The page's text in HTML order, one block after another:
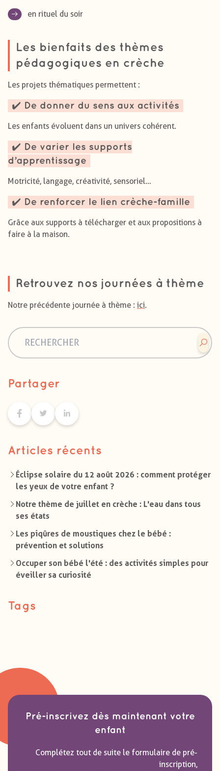
en rituel du soir
Les bienfaits des thèmes
pédagogiques en crèche
Les projets thématiques permettent :
✔️ De donner du sens aux activités
Les enfants évoluent dans un univers cohérent.
✔️ De varier les supports
d’apprentissage
Motricité, langage, créativité, sensoriel…
✔️ De renforcer le lien crèche-famille
Grâce aux supports à télécharger et aux propositions à
faire à la maison.
Retrouvez nos journées à thème
Notre précédente journée à thème : ici.
Partager
Articles récents
Éclipse solaire du 12 août 2026 : comment protéger
les yeux de votre enfant ?
Notre thème de juillet en crèche : L'eau dans tous
ses états
Les piqûres de moustiques chez le bébé :
prévention et solutions
Occuper son bébé l'été : des activités simples pour
éveiller sa curiosité
Tags
Pré-inscrivez dès maintenant votre
enfant
Complétez tout de suite le formulaire de pré-
inscription,